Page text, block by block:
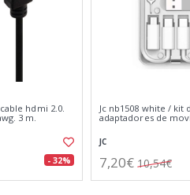
hdmi 2.0.
3 m.
- 32%
Jc nb1508 white / kit
adaptadores de
JC
7,20€ 10,54€